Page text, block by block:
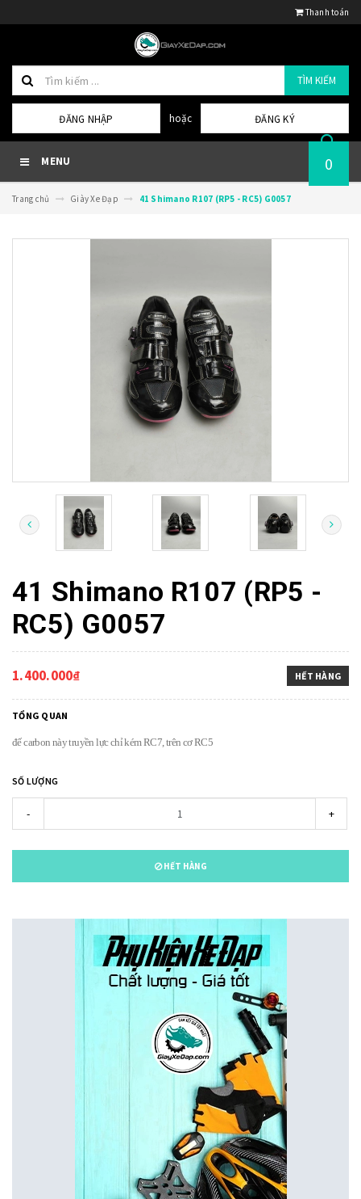
Thanh toán
TÌM KIẾM
ĐĂNG NHẬP hoặc ĐĂNG KÝ
MENU 0
Trang chủ Giày Xe Đạp 41 Shimano R107 (RP5 - RC5) G0057
41 Shimano R107 (RP5 -
RC5) G0057
1.400.000₫ HẾT HÀNG
TỔNG QUAN
đế carbon này truyền lực chỉ kém RC7, trên cơ RC5
SỐ LƯỢNG
- +
HẾT HÀNG